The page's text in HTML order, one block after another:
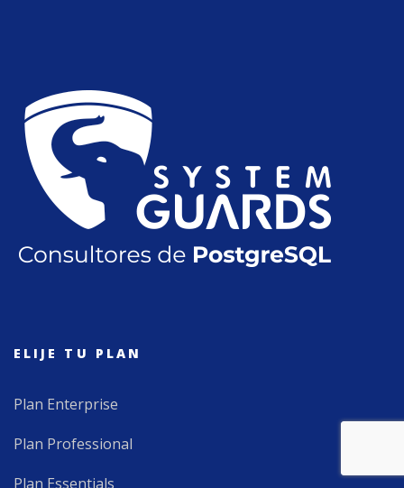
ELIJE TU PLAN
Plan Enterprise
Plan Professional
Plan Essentials